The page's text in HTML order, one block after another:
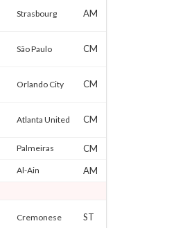
Strasbourg AM
São Paulo CM
Orlando City CM
Atlanta United CM
Palmeiras
CM
Al-Ain AM
Cremonese ST